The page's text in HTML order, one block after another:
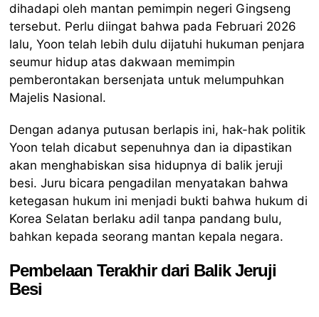
dihadapi oleh mantan pemimpin negeri Gingseng
tersebut. Perlu diingat bahwa pada Februari 2026
lalu, Yoon telah lebih dulu dijatuhi hukuman penjara
seumur hidup atas dakwaan memimpin
pemberontakan bersenjata untuk melumpuhkan
Majelis Nasional.
Dengan adanya putusan berlapis ini, hak-hak politik
Yoon telah dicabut sepenuhnya dan ia dipastikan
akan menghabiskan sisa hidupnya di balik jeruji
besi. Juru bicara pengadilan menyatakan bahwa
ketegasan hukum ini menjadi bukti bahwa hukum di
Korea Selatan berlaku adil tanpa pandang bulu,
bahkan kepada seorang mantan kepala negara.
Pembelaan Terakhir dari Balik Jeruji
Besi